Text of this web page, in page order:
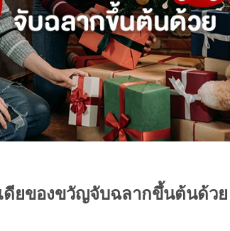
ดียของขวัญจับฉลากขึ้นต้นด้ว